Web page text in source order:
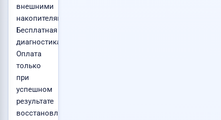
внешними
накопителями.
Бесплатная
диагностика.
Оплата
только
при
успешном
результате
восстановления.